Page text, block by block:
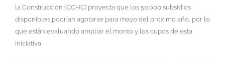
la Construcción (CCHC) proyecta que los 50.000 subsidios
disponibles podrían agotarse para mayo del próximo año, por lo
que están evaluando ampliar el monto y los cupos de esta
iniciativa.